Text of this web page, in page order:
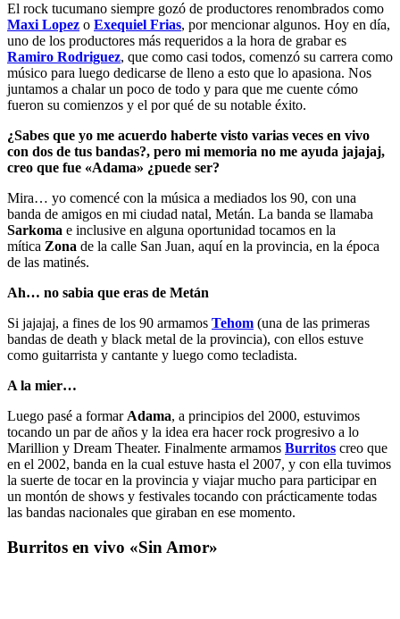
El rock tucumano siempre gozó de productores renombrados como
Maxi Lopez o Exequiel Frias, por mencionar algunos. Hoy en día,
uno de los productores más requeridos a la hora de grabar es
Ramiro Rodriguez, que como casi todos, comenzó su carrera como
músico para luego dedicarse de lleno a esto que lo apasiona. Nos
juntamos a chalar un poco de todo y para que me cuente cómo
fueron su comienzos y el por qué de su notable éxito.
¿Sabes que yo me acuerdo haberte visto varias veces en vivo
con dos de tus bandas?, pero mi memoria no me ayuda jajajaj,
creo que fue «Adama» ¿puede ser?
Mira… yo comencé con la música a mediados los 90, con una
banda de amigos en mi ciudad natal, Metán. La banda se llamaba
Sarkoma e inclusive en alguna oportunidad tocamos en la
mítica Zona de la calle San Juan, aquí en la provincia, en la época
de las matinés.
Ah… no sabia que eras de Metán
Si jajajaj, a fines de los 90 armamos Tehom (una de las primeras
bandas de death y black metal de la provincia), con ellos estuve
como guitarrista y cantante y luego como tecladista.
A la mier…
Luego pasé a formarAdama, a principios del 2000, estuvimos
tocando un par de años y la idea era hacer rock progresivo a lo
Marillion y Dream Theater. Finalmente armamos Burritos creo que
en el 2002, banda en la cual estuve hasta el 2007, y con ella tuvimos
la suerte de tocar en la provincia y viajar mucho para participar en
un montón de shows y festivales tocando con prácticamente todas
las bandas nacionales que giraban en ese momento.
Burritos en vivo «Sin Amor»